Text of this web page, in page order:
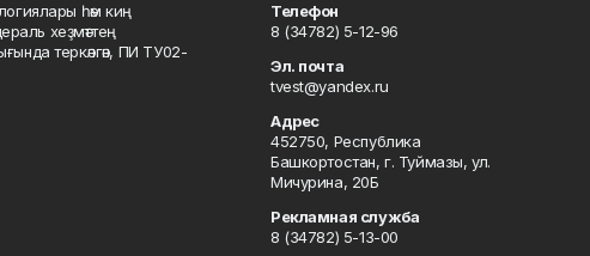
һәм киң
хеҙмәттең
теркәлгән, ПИ ТУ02-
Телефон
8 (34782) 5-12-96
Эл. почта
tvest@yandex.ru
Адрес
452750, Республика
Башкортостан, г. Туймазы, ул.
Мичурина, 20Б
Рекламная служба
8 (34782) 5-13-00